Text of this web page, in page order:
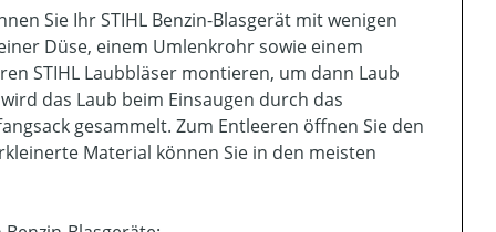
Sie Ihr STIHL Benzin-Blasgerät mit wenigen
Düse, einem Umlenkrohr sowie einem
STIHL Laubbläser montieren, um dann Laub
das Laub beim Einsaugen durch das
gesammelt. Zum Entleeren öffnen Sie den
Material können Sie in den meisten